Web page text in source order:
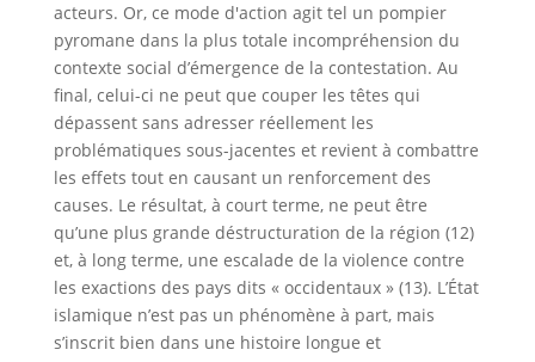
acteurs. Or, ce mode d'action agit tel un pompier
pyromane dans la plus totale incompréhension du
contexte social d’émergence de la contestation. Au
final, celui-ci ne peut que couper les têtes qui
dépassent sans adresser réellement les
problématiques sous-jacentes et revient à combattre
les effets tout en causant un renforcement des
causes. Le résultat, à court terme, ne peut être
qu’une plus grande déstructuration de la région (12)
et, à long terme, une escalade de la violence contre
les exactions des pays dits « occidentaux » (13). L’État
islamique n’est pas un phénomène à part, mais
s’inscrit bien dans une histoire longue et